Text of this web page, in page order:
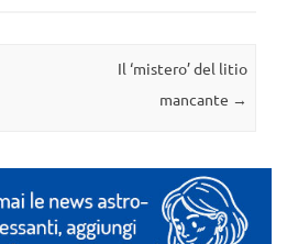
Il ‘mistero’ del litio
mancante →